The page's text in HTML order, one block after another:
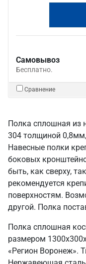
Самовывоз
Бесплатно.
Сравнение
Полка сплошная из
304 толщиной
Навесные полки
боковых
быть, как сверху,
рекомендуется
поверхностям.
другой. Полка
Полка сплошная
размером
«Регион Воронеж».